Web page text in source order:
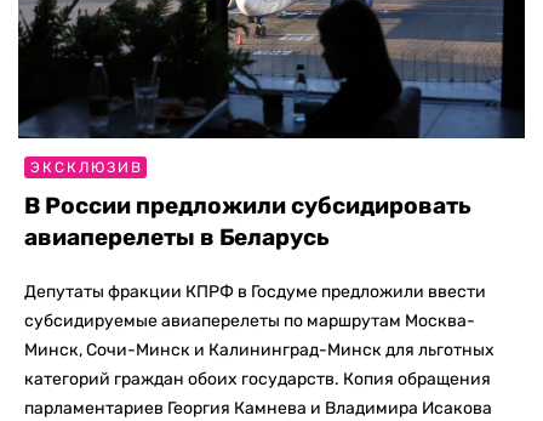
ЭКСКЛЮЗИВ
В России предложили субсидировать
авиаперелеты в Беларусь
Депутаты фракции КПРФ в Госдуме предложили ввести
субсидируемые авиаперелеты по маршрутам Москва-
Минск, Сочи-Минск и Калининград-Минск для льготных
категорий граждан обоих государств. Копия обращения
парламентариев Георгия Камнева и Владимира Исакова